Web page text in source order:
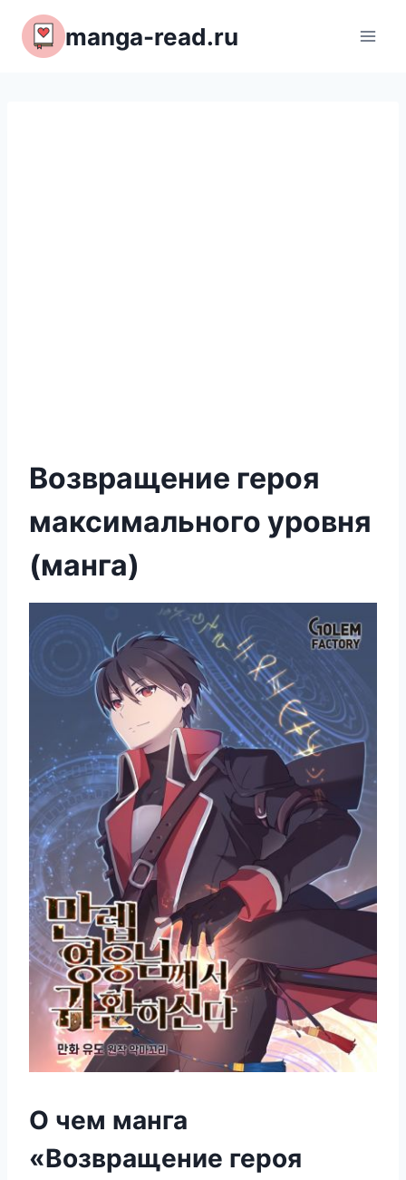
Перейти
содержимому
manga-read.ru
Возвращение героя
максимального уровня
(манга)
О чем манга
«Возвращение героя